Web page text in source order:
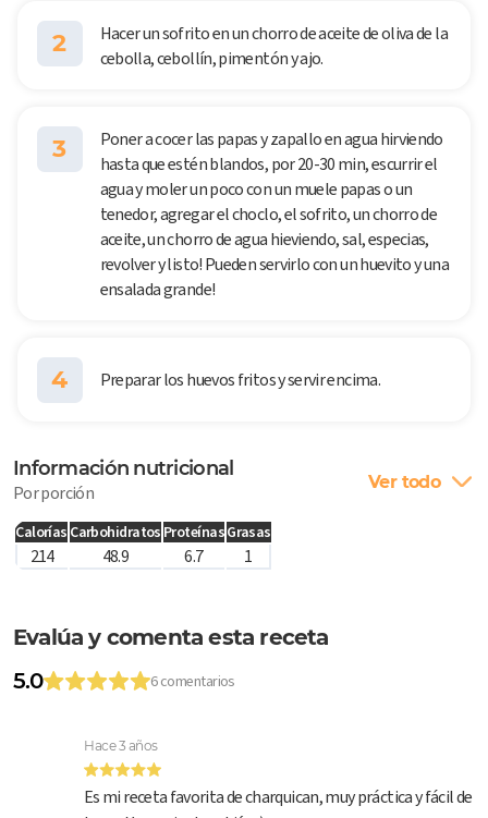
2
Hacer un sofrito en un chorro de aceite de oliva de la
cebolla, cebollín, pimentón y ajo.
3
Poner a cocer las papas y zapallo en agua hirviendo
hasta que estén blandos, por 20-30 min, escurrir el
agua y moler un poco con un muele papas o un
tenedor, agregar el choclo, el sofrito, un chorro de
aceite, un chorro de agua hieviendo, sal, especias,
revolver y listo! Pueden servirlo con un huevito y una
ensalada grande!
4 Preparar los huevos fritos y servir encima.
Información nutricional
Por porción Ver todo
Calorías Carbohidratos ProteínasGrasas
214 48.9 6.7 1
Evalúa y comenta esta receta
5.0
6 comentarios
Hace 3 años
Es mi receta favorita de charquican, muy práctica y fácil de